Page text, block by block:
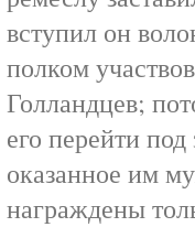
вступил он
полком
Голландцев;
его перейти
оказанное им
награждены